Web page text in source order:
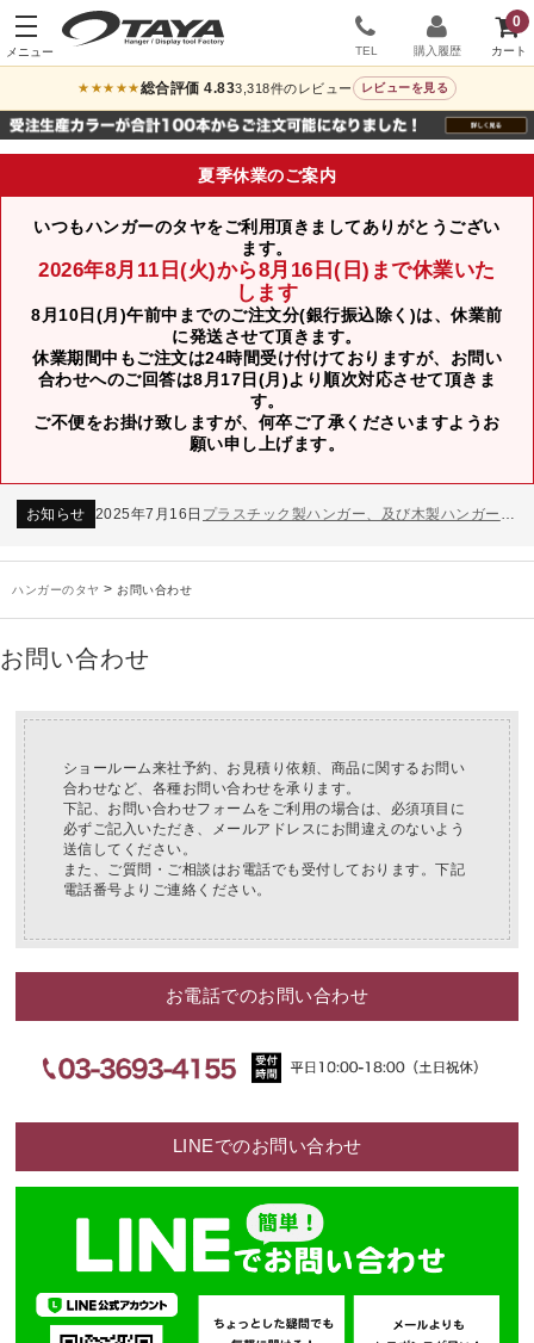
0
TEL 購入履歴
★★★★★総合評価 4.833,318件のレビュー レビューを見る
夏季休業のご案内
いつもハンガーのタヤをご利用頂きましてありがとうござい
ます。
2026年8月11日(火)から8月16日(日)まで休業いた
します
8月10日(月)午前中までのご注文分(銀行振込除く)は、休業前
に発送させて頂きます。
休業期間中もご注文は24時間受け付けておりますが、お問い
合わせへのご回答は8月17日(月)より順次対応させて頂きま
す。
ご不便をお掛け致しますが、何卒ご了承くださいますようお
願い申し上げます。
2024年12月12日年末年始休業のお知らせ
お知らせ 2026年3月7日
スチール製ハンガー、およびディスプレイスタンド価格改定のお知らせ
お知らせ
2025年7月16日
プラスチック製ハンガー、及び木製ハンガーKシリーズ 価格改定のお知らせ
お知らせ
2025年7月16日
雑誌「GINZA」でタヤのハンガーを紹介していただきました
お知らせ 2024年12月12日 年末年始休業のお知らせ
ハンガーのタヤ > お問い合わせ
お問い合わせ
ショールーム来社予約、お見積り依頼、商品に関するお問い
合わせなど、各種お問い合わせを承ります。
下記、お問い合わせフォームをご利用の場合は、必須項目に
必ずご記入いただき、メールアドレスにお間違えのないよう
送信してください。
また、ご質問・ご相談はお電話でも受付しております。下記
電話番号よりご連絡ください。
お電話でのお問い合わせ
LINEでのお問い合わせ